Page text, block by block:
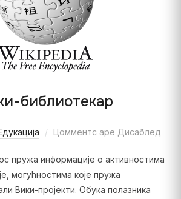
библиотекар
Цомментс аре Дисаблед
пружа информације о активностима
могућностима које пружа
Вики-пројекти. Обука полазника